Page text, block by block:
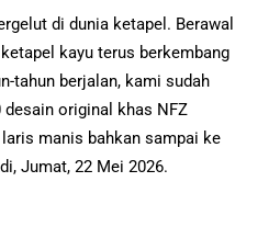
di dunia ketapel. Berawal
kayu terus berkembang
tahun berjalan, kami sudah
original khas NFZ
manis bahkan sampai ke
Jumat, 22 Mei 2026.